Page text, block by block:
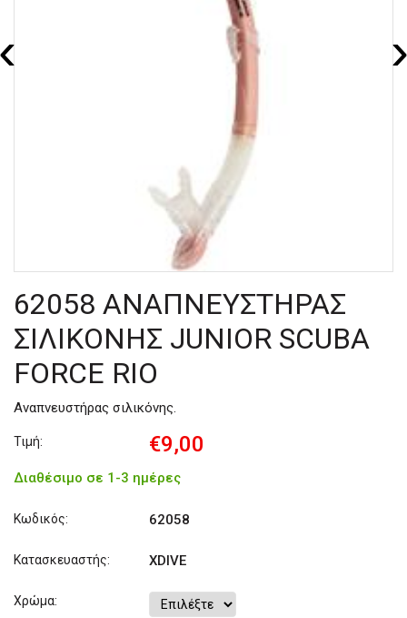
62058 ΑΝΑΠΝΕΥΣΤΗΡΑΣ
ΣΙΛΙΚΟΝΗΣ JUNIOR SCUBA
FORCE RIO
Αναπνευστήρας σιλικόνης.
Τιμή: €9,00
Διαθέσιμο σε 1-3 ημέρες
Κωδικός: 62058
Κατασκευαστής: XDIVE
Χρώμα: